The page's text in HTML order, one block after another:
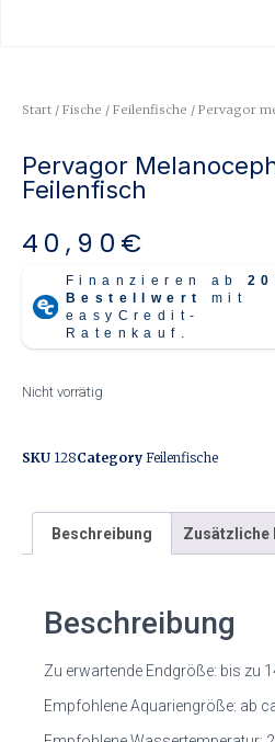
Start / Fische / Feilenfische / Pervagor
Pervagor
Feilenfisch
40,90 €
Nicht vorrätig
SKU 128Category Feilenfische
Beschreibung Zusätzliche
Beschreibung
Zu erwartende Endgröße: bis zu
Empfohlene Aquariengröße: ab